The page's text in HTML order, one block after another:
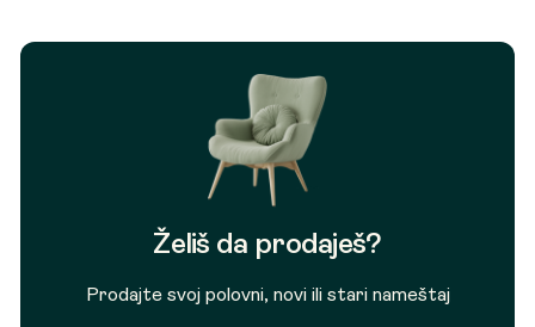
Želiš da prodaješ?
Prodajte svoj polovni, novi ili stari nameštaj